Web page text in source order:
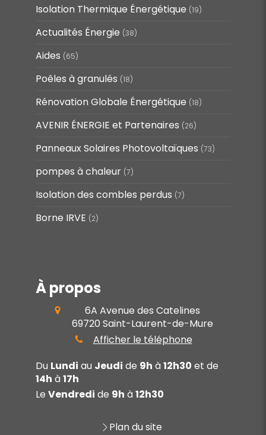
Isolation Thermique Énergétique (19)
Actualités Énergie (38)
Aides (65)
Poêles à granulés (18)
Rénovation Globale Énergétique (18)
AVENIR ÉNERGIE et Partenaires (26)
Panneaux Solaires Photovoltaïques (73)
pompes à chaleur (7)
Isolation des combles perdus (7)
Borne IRVE (2)
À propos
6A Avenue des Catelines
69720 Saint-Laurent-de-Mure
Afficher le téléphone
Du Lundi au Jeudi de 9h à12h30 et de
14h à17h
Le Vendredi de 9h à12h30
Plan du site